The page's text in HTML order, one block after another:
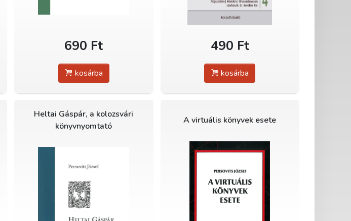
690 Ft
kosárba
490 Ft
kosárba
Heltai Gáspár, a kolozsvári
könyvnyomtató
A virtuális könyvek esete